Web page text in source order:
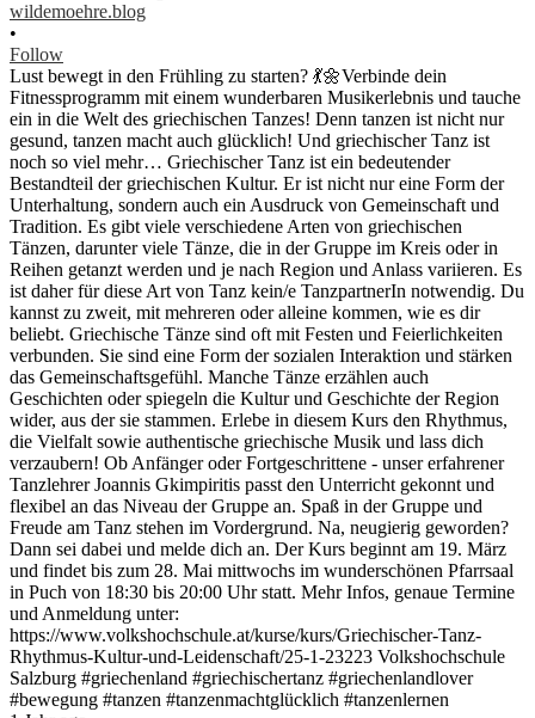
wildemoehre.blog
•
Follow
Lust bewegt in den Frühling zu starten? 💃🌼Verbinde dein
Fitnessprogramm mit einem wunderbaren Musikerlebnis und tauche
ein in die Welt des griechischen Tanzes! Denn tanzen ist nicht nur
gesund, tanzen macht auch glücklich! Und griechischer Tanz ist
noch so viel mehr… Griechischer Tanz ist ein bedeutender
Bestandteil der griechischen Kultur. Er ist nicht nur eine Form der
Unterhaltung, sondern auch ein Ausdruck von Gemeinschaft und
Tradition. Es gibt viele verschiedene Arten von griechischen
Tänzen, darunter viele Tänze, die in der Gruppe im Kreis oder in
Reihen getanzt werden und je nach Region und Anlass variieren. Es
ist daher für diese Art von Tanz kein/e TanzpartnerIn notwendig. Du
kannst zu zweit, mit mehreren oder alleine kommen, wie es dir
beliebt. Griechische Tänze sind oft mit Festen und Feierlichkeiten
verbunden. Sie sind eine Form der sozialen Interaktion und stärken
das Gemeinschaftsgefühl. Manche Tänze erzählen auch
Geschichten oder spiegeln die Kultur und Geschichte der Region
wider, aus der sie stammen. Erlebe in diesem Kurs den Rhythmus,
die Vielfalt sowie authentische griechische Musik und lass dich
verzaubern! Ob Anfänger oder Fortgeschrittene - unser erfahrener
Tanzlehrer Joannis Gkimpiritis passt den Unterricht gekonnt und
flexibel an das Niveau der Gruppe an. Spaß in der Gruppe und
Freude am Tanz stehen im Vordergrund. Na, neugierig geworden?
Dann sei dabei und melde dich an. Der Kurs beginnt am 19. März
und findet bis zum 28. Mai mittwochs im wunderschönen Pfarrsaal
in Puch von 18:30 bis 20:00 Uhr statt. Mehr Infos, genaue Termine
und Anmeldung unter:
https://www.volkshochschule.at/kurse/kurs/Griechischer-Tanz-
Rhythmus-Kultur-und-Leidenschaft/25-1-23223 Volkshochschule
Salzburg #griechenland #griechischertanz #griechenlandlover
#bewegung #tanzen #tanzenmachtglücklich #tanzenlernen